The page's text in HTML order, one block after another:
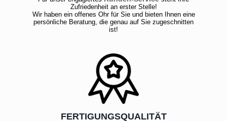
Zufriedenheit an erster Stelle!
Wir haben ein offenes Ohr für Sie und bieten Ihnen eine
persönliche Beratung, die genau auf Sie zugeschnitten
ist!
FERTIGUNGSQUALITÄT